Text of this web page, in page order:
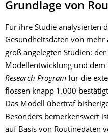
Grundlage von
Für ihre Studie analysierten
Gesundheitsdaten von mehr
groß angelegten Studien:
Modellentwicklung und
Research Program für die
flossen knapp 1.000
Das Modell übertraf
Besonders bemerkenswert
auf Basis von Routinedaten